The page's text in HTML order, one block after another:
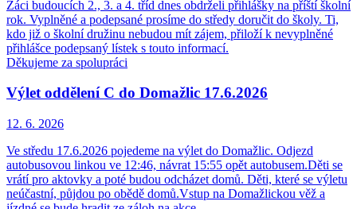
Žáci budoucích 2., 3. a 4. tříd dnes obdrželi přihlášky na příští školní
rok. Vyplněné a podepsané prosíme do středy doručit do školy. Ti,
kdo již o školní družinu nebudou mít zájem, přiloží k nevyplněné
přihlášce podepsaný lístek s touto informací.
Děkujeme za spolupráci
Výlet oddělení C do Domažlic 17.6.2026
12. 6. 2026
Ve středu 17.6.2026 pojedeme na výlet do Domažlic. Odjezd
autobusovou linkou ve 12:46, návrat 15:55 opět autobusem.Děti se
vrátí pro aktovky a poté budou odcházet domů. Děti, které se výletu
neúčastní, půjdou po obědě domů.Vstup na Domažlickou věž a